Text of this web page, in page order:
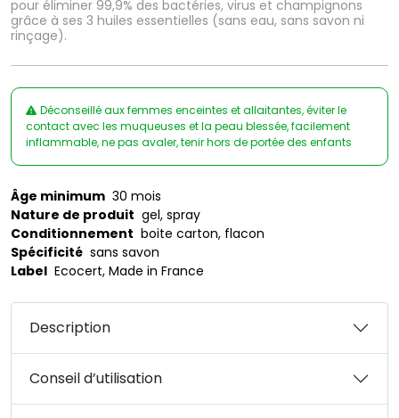
pour éliminer 99,9% des bactéries, virus et champignons
grâce à ses 3 huiles essentielles (sans eau, sans savon ni
rinçage).
Déconseillé aux femmes enceintes et allaitantes, éviter le
contact avec les muqueuses et la peau blessée, facilement
inflammable, ne pas avaler, tenir hors de portée des enfants
Âge minimum 30 mois
Nature de produit gel, spray
Conditionnement boite carton, flacon
Spécificité sans savon
Label Ecocert, Made in France
Description
Conseil d’utilisation